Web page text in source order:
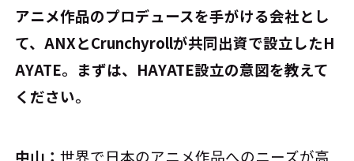
――アニメ作品のプロデュースを手がける会社とし
て、ANXとCrunchyrollが共同出資で設立したH
AYATE。まずは、HAYATE設立の意図を教えて
ください。
中山：世界で日本のアニメ作品へのニーズが高